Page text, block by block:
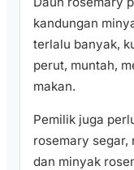
kandungan
terlalu banyak,
perut, muntah,
makan.
Pemilik juga
rosemary segar,
dan minyak